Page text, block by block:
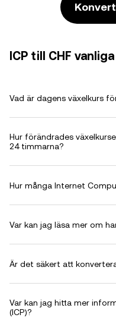
ICP till CHF
Vad är dagens växelkurs
Hur förändrades
24 timmarna?
Hur många Internet
Var kan jag läsa mer om
Är det säkert att
Var kan jag hitta mer
(ICP)?